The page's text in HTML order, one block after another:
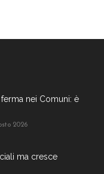
nei Comuni: è
2026
ma cresce